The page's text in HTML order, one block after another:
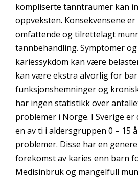
kompliserte tanntraumer kan
oppveksten. Konsekvensene
omfattende og tilrettelagt
tannbehandling. Symptomer
kariessykdom kan være
kan være ekstra alvorlig for
funksjonshemninger og
har ingen statistikk over
problemer i Norge. I Sverige
en av ti i aldersgruppen 0 – 15
problemer. Disse har en
forekomst av karies enn barn
Medisinbruk og mangelfull